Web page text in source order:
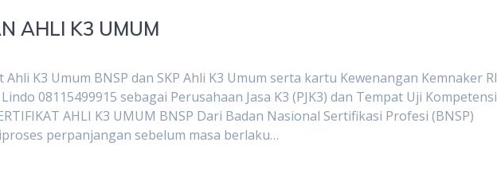
AHLI K3 UMUM
K3 Umum BNSP dan SKP Ahli K3 Umum serta kartu Kewenangan Kemnaker RI
08115499915 sebagai Perusahaan Jasa K3 (PJK3) dan Tempat Uji Kompetensi
AHLI K3 UMUM BNSP Dari Badan Nasional Sertifikasi Profesi (BNSP)
perpanjangan sebelum masa berlaku…